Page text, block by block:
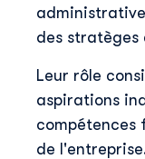
des stratèges
Leur rôle
aspirations
compétences
de